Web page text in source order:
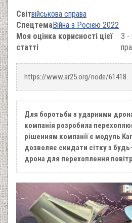
Світвійськова справа
СпецтемаВійна з Росією 2022
Моя оцінка корисності цієї
статті
3 -
https://www.ar25.org/node/61418
Для боротьби з ударними
компанія розробила
рішенням компанії є модуль
дозволяє скидати сітку з
дрона для перехоплення